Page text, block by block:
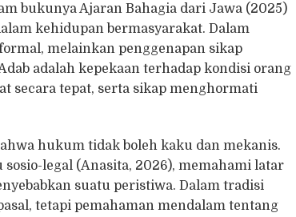
bukunya Ajaran Bahagia dari Jawa (2025)
kehidupan bermasyarakat. Dalam
melainkan penggenapan sikap
adalah kepekaan terhadap kondisi orang
secara tepat, serta sikap menghormati
hukum tidak boleh kaku dan mekanis.
legal (Anasita, 2026), memahami latar
suatu peristiwa. Dalam tradisi
tetapi pemahaman mendalam tentang